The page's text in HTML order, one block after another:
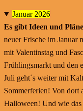
Januar 2026
Es gibt Ideen und
neuer Frische im Januar
mit Valentinstag und
Frühlingsmarkt und den
Juli geht´s weiter mit
Sommerferien! Von dort
Halloween! Und wie